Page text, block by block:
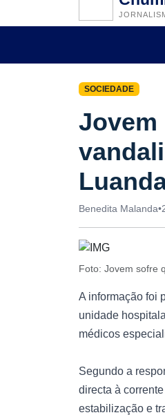
SOCIEDADE
Jovem
Benedita Malanda•
Foto: Jovem sofre
A informação foi
unidade
médicos
Segundo a
directa à
estabilização e